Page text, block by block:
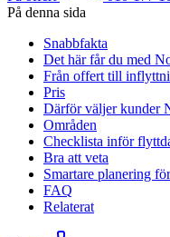
På denna sida
Snabbfakta
Det här får du med
Från offert till
Pris
Därför väljer kunder
Områden
Checklista inför
Bra att veta
Smartare planering
FAQ
Relaterat